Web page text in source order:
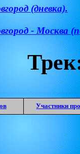
(дневка).
- Москва
Участники